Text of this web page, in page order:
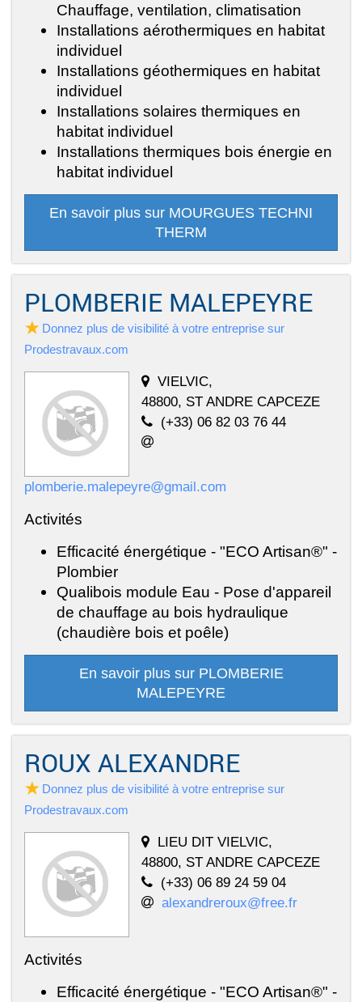
Chauffage, ventilation, climatisation
Installations aérothermiques en habitat
individuel
Installations géothermiques en habitat
individuel
Installations solaires thermiques en
habitat individuel
Installations thermiques bois énergie en
habitat individuel
En savoir plus sur MOURGUES TECHNI
THERM
PLOMBERIE MALEPEYRE
Donnez plus de visibilité à votre entreprise sur
Prodestravaux.com
VIELVIC,
48800, ST ANDRE CAPCEZE
(+33) 06 82 03 76 44
plomberie.malepeyre@gmail.com
Activités
Efficacité énergétique - "ECO Artisan®" -
Plombier
Qualibois module Eau - Pose d'appareil
de chauffage au bois hydraulique
(chaudière bois et poêle)
En savoir plus sur PLOMBERIE
MALEPEYRE
ROUX ALEXANDRE
Donnez plus de visibilité à votre entreprise sur
Prodestravaux.com
LIEU DIT VIELVIC,
48800, ST ANDRE CAPCEZE
(+33) 06 89 24 59 04
alexandreroux@free.fr
Activités
Efficacité énergétique - "ECO Artisan®" -